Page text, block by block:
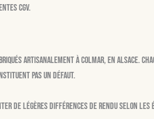
CGV.
artisanalement à Colmar, en Alsace.
pas un défaut.
de légères différences de rendu selon les